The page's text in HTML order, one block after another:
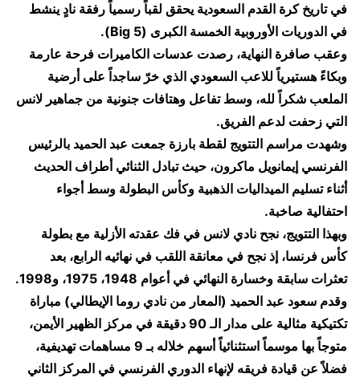
في تاريخ كرة القدم السعودية يحقق لقباً رسمياً رفقة نادٍ ينشط
في الدوريات الأوروبية الخمسة الكبرى (Big 5).
وعقب صافرة النهاية، رصدت عدسات الكاميرات فرحة عارمة
وبكاءً هستيرياً للاعب السعودي الذي خرّ ساجداً على أرضية
الملعب شكراً لله، وسط تفاعل وهتافات جنونية من جماهير لانس
التي زحفت لدعم الفريق.
وشهدت مراسم التتويج لقطة بارزة جمعت عبد الحميد بالرئيس
الفرنسي إيمانويل ماكرون، حيث تبادل الثنائي أطراف الحديث
أثناء تسليم الميداليات الذهبية وكأس البطولة وسط أجواء
احتفالية صاخبة.
وبهذا التتويج، نجح نادي لانس في فك عقدته الأزلية مع بطولة
كأس فرنسا، إذ نجح في معانقة اللقب في نهائيه الرابع، بعد
تعثرات سابقة وخسارة النهائي في أعوام 1948، 1975، و1998.
وقدم سعود عبد الحميد (المعار من نادي روما الإيطالي) مباراة
تكتيكية مثالية على مدار الـ 90 دقيقة في مركز الظهير الأيمن،
متوجاً بها موسماً استثنائياً أسهم خلاله بـ 9 مساهمات تهديفية،
فضلاً عن قيادة فريقه لإنهاء الدوري الفرنسي في المركز الثاني